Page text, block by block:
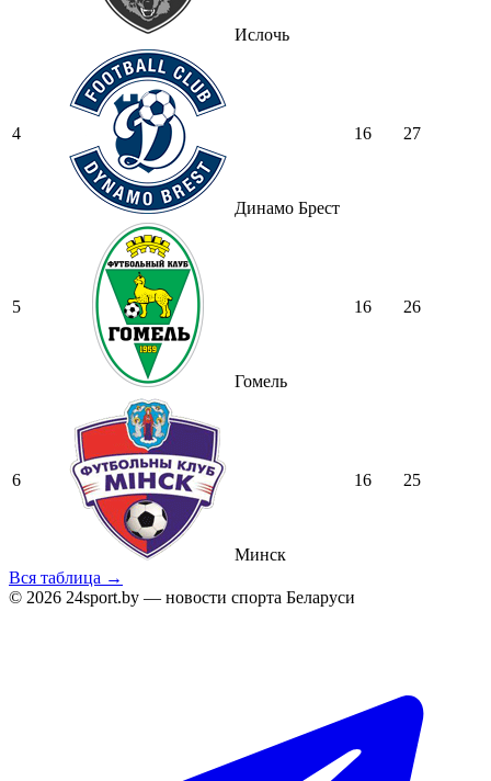
Ислочь
4
Динамо Брест
16 27
5
Гомель
16 26
6
Минск
16 25
Вся таблица →
© 2026 24sport.by — новости спорта Беларуси